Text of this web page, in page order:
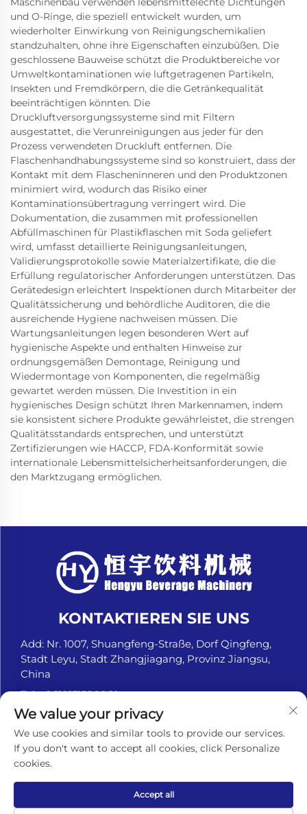
und O-Ringe, die speziell entwickelt wurden, um
wiederholter Einwirkung von Reinigungschemikalien
standzuhalten, ohne ihre Eigenschaften einzubüßen. Die
geschlossene Bauweise schützt die Produktbereiche vor
Umweltkontaminationen wie luftgetragenen Partikeln,
Insekten und Fremdkörpern, die die Getränkequalität
beeinträchtigen könnten. Die
Druckluftversorgungssysteme sind mit Filtern
ausgestattet, die Verunreinigungen aus jeder für den
Prozess verwendeten Druckluft entfernen. Die
Flaschenhandhabungssysteme sind so konstruiert, dass der
Kontakt mit dem Flascheninneren und den Produktzonen
minimiert wird, wodurch das Risiko einer
Kontaminationsübertragung verringert wird. Die
Dokumentation, die zusammen mit professionellen
Abfüllmaschinen für Plastikflaschen mit Soda geliefert
wird, umfasst detaillierte Reinigungsanleitungen,
Validierungsprotokolle sowie Materialzertifikate, die die
Erfüllung regulatorischer Anforderungen unterstützen. Das
Gerätedesign erleichtert Inspektionen durch Mitarbeiter der
Qualitätssicherung und behördliche Auditoren, die die
ausreichende Hygiene nachweisen müssen. Die
Wartungsanleitungen legen besonderen Wert auf
hygienische Aspekte und enthalten Hinweise zur
ordnungsgemäßen Demontage, Reinigung und
Wiedermontage von Komponenten, die regelmäßig
gewartet werden müssen. Die Investition in ein
hygienisches Design schützt Ihren Markennamen, indem
sie konsistent sichere Produkte gewährleistet, die strengen
Qualitätsstandards entsprechen, und unterstützt
Zertifizierungen wie HACCP, FDA-Konformität sowie
internationale Lebensmittelsicherheitsanforderungen, die
den Marktzugang ermöglichen.
KONTAKTIEREN SIE UNS
Add: Nr. 1007, Shuangfeng-Straße, Dorf Qingfeng,
Stadt Leyu, Stadt Zhangjiagang, Provinz Jiangsu,
China
Tel.:+8618151580069
E-Mail: [email protected]
Urheberrechte © Zhangjiagang Hengyu Beverage
Datenschutzrichtlinie
We value your privacy
We use cookies and similar tools to provide our services.
If you don't want to accept all cookies, click Personalize
cookies.
Accept all